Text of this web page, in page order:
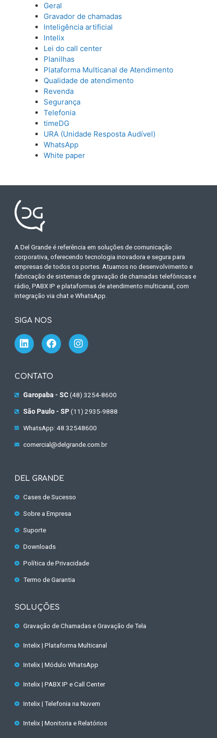
Geral
Gravador de chamadas
Inteligência artificial
Intelix
Lei do call center
Planilhas
Plataforma Multicanal de Atendimento
Qualidade de atendimento
Revenda
Segurança
Telefonia
timeDG
URA (Unidade Resposta Audível)
WhatsApp
White paper
A Del Grande é referência em soluções de comunicação
corporativa, oferecendo tecnologia inovadora e segura para
empresas de todos os portes. Atuamos no desenvolvimento e
fabricação de sistemas de gravação de chamadas telefônicas e
rádio, PABX IP e plataformas de atendimento multicanal, com
integração via chat e WhatsApp.
SIGA NOS
CONTATO
Garopaba - SC(48) 3254-8600
São Paulo - SP(11) 2935-9888
WhatsApp: 48 32548600
comercial@delgrande.com.br
DEL GRANDE
Cases de Sucesso
Sobre a Empresa
Suporte
Downloads
Política de Privacidade
Termo de Garantia
SOLUÇÕES
Gravação de Chamadas e Gravação de Tela
Intelix | Plataforma Multicanal
Intelix | Módulo WhatsApp
Intelix | PABX IP e Call Center
Intelix | Telefonia na Nuvem
Intelix | Monitoria e Relatórios